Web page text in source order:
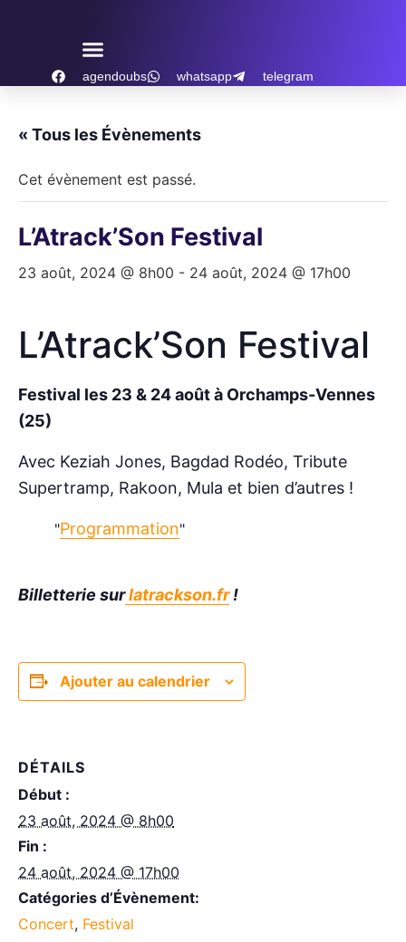
agendoubs whatsapp telegram
« Tous les Évènements
Cet évènement est passé.
L’Atrack’Son Festival
23 août, 2024 @ 8h00 - 24 août, 2024 @ 17h00
L’Atrack’Son Festival
Festival les 23 & 24 août à Orchamps-Vennes
(25)
Avec Keziah Jones, Bagdad Rodéo, Tribute
Supertramp, Rakoon, Mula et bien d’autres !
Programmation
Billetterie surlatrackson.fr!
Ajouter au calendrier
DÉTAILS
Début :
23 août, 2024 @ 8h00
Fin :
24 août, 2024 @ 17h00
Catégories d’Évènement:
Concert, Festival